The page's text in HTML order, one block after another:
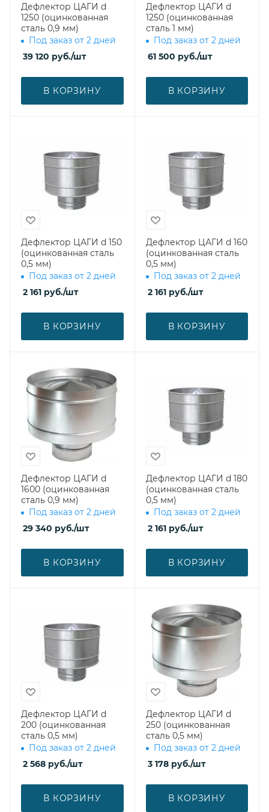
Дефлектор ЦАГИ d
1250 (оцинкованная
сталь 0,9 мм)
Под заказ от 2 дней
39 120 руб./шт
В КОРЗИНУ
Дефлектор ЦАГИ d
1250 (оцинкованная
сталь 1 мм)
Под заказ от 2 дней
61 500 руб./шт
В КОРЗИНУ
Дефлектор ЦАГИ d 150
(оцинкованная сталь
0,5 мм)
Под заказ от 2 дней
2 161 руб./шт
В КОРЗИНУ
Дефлектор ЦАГИ d 160
(оцинкованная сталь
0,5 мм)
Под заказ от 2 дней
2 161руб./шт
В КОРЗИНУ
Дефлектор ЦАГИ d
1600 (оцинкованная
сталь 0,9 мм)
Под заказ от 2 дней
29 340 руб./шт
В КОРЗИНУ
Дефлектор ЦАГИ d 180
(оцинкованная сталь
0,5 мм)
Под заказ от 2 дней
2 161руб./шт
В КОРЗИНУ
Дефлектор ЦАГИ d
200 (оцинкованная
сталь 0,5 мм)
Под заказ от 2 дней
2 568 руб./шт
В КОРЗИНУ
Дефлектор ЦАГИ d
250 (оцинкованная
сталь 0,5 мм)
Под заказ от 2 дней
3 178руб./шт
В КОРЗИНУ